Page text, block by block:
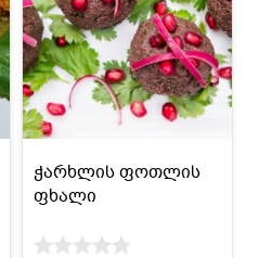
ჭარხლის ფოთლის
ფხალი